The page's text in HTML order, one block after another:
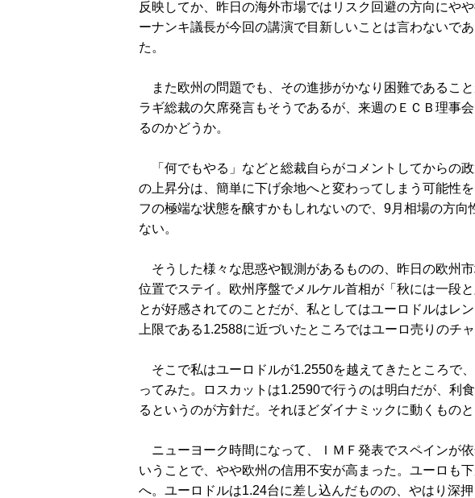
反映してか、昨日の海外市場ではリスク回避の方向にや
ーナンキ議長が今回の講演で目新しいことは言わないで
た。
また欧州の問題でも、その進捗がかなり困難であるこ
ラギ総裁の欠席発言もそうであるが、来週のＥＣＢ理事
るのかどうか。
「何でもやる」などと総裁自らがコメントしてからの
の上昇分は、簡単に下げ余地へと変わってしまう可能性
フの極端な状態を醸すかもしれないので、9月相場の方向
ない。
そうした様々な思惑や観測があるものの、昨日の欧州
位置でステイ。欧州序盤でメルケル首相が「秋には一段
とが好感されてのことだが、私としてはユーロドルはレ
上限である1.2588に近づいたところではユーロ売りのチ
そこで私はユーロドルが1.2550を越えてきたところで
ってみた。ロスカットは1.2590で行うのは明白だが、利
るというのが方針だ。それほどダイナミックに動くものと
ニューヨーク時間になって、ＩＭＦ発表でスペインが
いうことで、やや欧州の信用不安が高まった。ユーロも
へ。ユーロドルは1.24台に差し込んだものの、やはり深